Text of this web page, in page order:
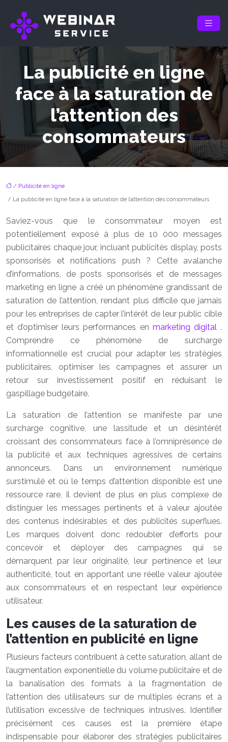
La publicité en ligne
face à la saturation de
l’attention des
consommateurs
/ Publicité en ligne
/ La publicité en ligne face à la saturation de l’attention des consommateurs
Saviez-vous que le consommateur moyen est
potentiellement exposé à plus de 10 000 messages
publicitaires chaque jour, incluant publicités display, posts
sponsorisés et notifications push ? Cette avalanche
d’informations, de posts sponsorisés et de messages
marketing en ligne a créé un phénomène grandissant de
saturation de l’attention, rendant plus difficile que jamais
pour les entreprises de capter l’intérêt de leur public cible
et d’optimiser leurs performances en marketing digital .
Comprendre ce phénomène de surcharge
informationnelle est crucial pour adapter les stratégies
publicitaires, optimiser les campagnes et assurer un
retour sur investissement positif en réduisant le
gaspillage budgétaire.
La saturation de l’attention se manifeste par une
surcharge cognitive, une lassitude et un désintérêt
croissant des consommateurs face à l’omniprésence de
la publicité et aux techniques agressives de certains
annonceurs. Dans un environnement numérique
surstimulé et où le temps d’attention disponible est une
ressource rare, il devient de plus en plus complexe de
distinguer les messages pertinents et à valeur ajoutée
des contenus indésirables et des publicités superflues.
Les marques doivent donc redoubler d’efforts pour
concevoir et déployer des campagnes qui se
démarquent par leur originalité, leur pertinence et leur
authenticité, tout en apportant une réelle valeur ajoutée
aux consommateurs et en respectant leur expérience
utilisateur.
Les causes de la saturation de
l’attention en publicité en ligne
Plusieurs facteurs contribuent à cette saturation, allant de
l’augmentation exponentielle du volume publicitaire et de
la banalisation des formats à la fragmentation de
l’attention des utilisateurs sur de multiples écrans et à
l’utilisation excessive de techniques intrusives. Identifier
précisément ces causes est la première étape
indispensable pour élaborer des stratégies publicitaires